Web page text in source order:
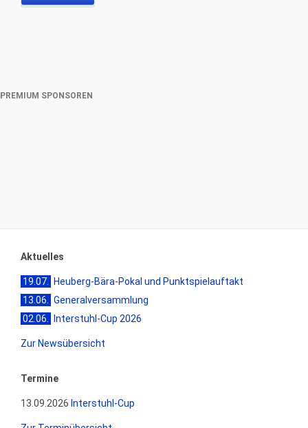
PREMIUM SPONSOREN
Aktuelles
19.07.
Heuberg-Bära-Pokal und Punktspielauftakt
13.06.
Generalversammlung
02.06.
Interstuhl-Cup 2026
Zur Newsübersicht
Termine
13.09.2026 Interstuhl-Cup